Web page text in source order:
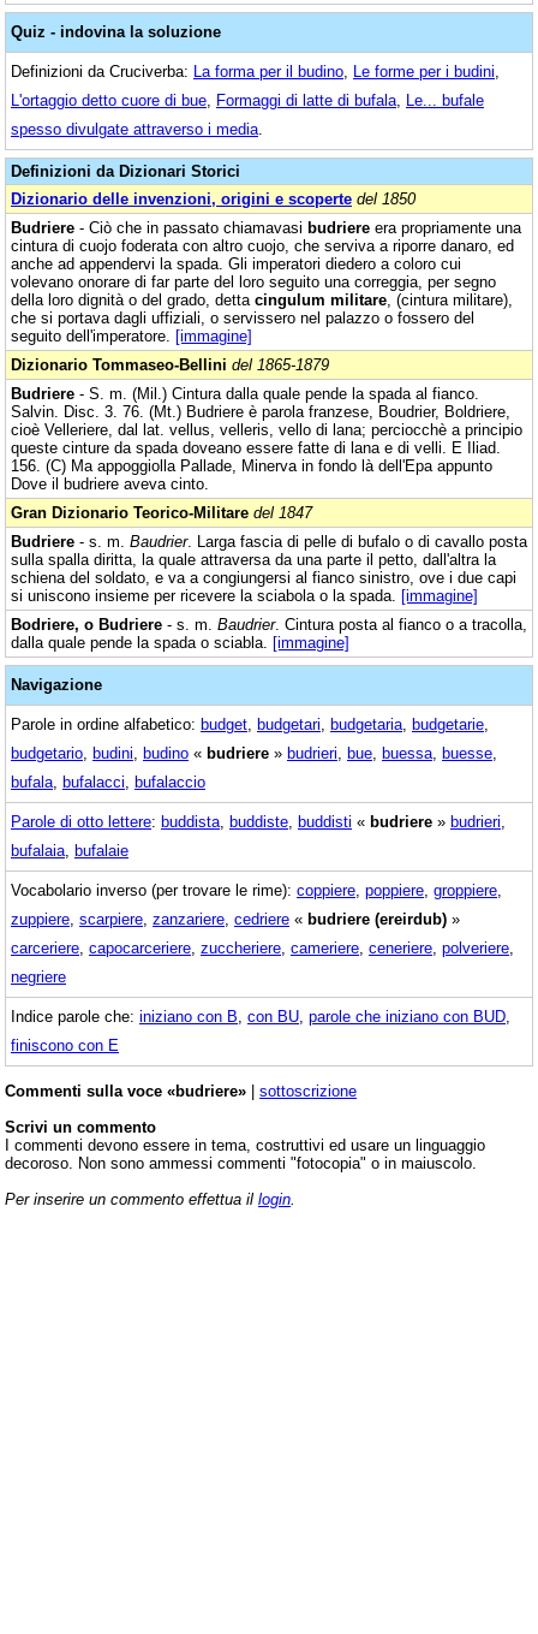
Quiz - indovina la soluzione
Definizioni da Cruciverba: La forma per il budino Le forme per i budini
L'ortaggio detto cuore di bue Formaggi di latte di bufala Le... bufale
spesso divulgate attraverso i media
Definizioni da Dizionari Storici
Dizionario delle invenzioni, origini e scoperte del 1850
Budriere - Ciò che in passato chiamavasi budriere era propriamente una
cintura di cuojo foderata con altro cuojo, che serviva a riporre danaro, ed
anche ad appendervi la spada. Gli imperatori diedero a coloro cui
volevano onorare di far parte del loro seguito una correggia, per segno
della loro dignità o del grado, detta cingulum militare , (cintura militare),
che si portava dagli uffiziali, o servissero nel palazzo o fossero del
seguito dell'imperatore. [immagine]
Dizionario Tommaseo-Bellini del 1865-1879
Budriere - S. m. (Mil.) Cintura dalla quale pende la spada al fianco.
Salvin. Disc. 3. 76. (Mt.) Budriere è parola franzese, Boudrier, Boldriere,
cioè Velleriere, dal lat. vellus, velleris, vello di lana; perciocchè a principio
queste cinture da spada doveano essere fatte di lana e di velli. E Iliad.
156. (C) Ma appoggiolla Pallade, Minerva in fondo là dell'Epa appunto
Dove il budriere aveva cinto.
Gran Dizionario Teorico-Militare del 1847
Budriere - s. m. Baudrier. Larga fascia di pelle di bufalo o di cavallo posta
sulla spalla diritta, la quale attraversa da una parte il petto, dall'altra la
schiena del soldato, e va a congiungersi al fianco sinistro, ove i due capi
si uniscono insieme per ricevere la sciabola o la spada. [immagine]
Bodriere, o Budriere - s. m. Baudrier. Cintura posta al fianco o a tracolla,
dalla quale pende la spada o sciabla. [immagine]
Navigazione
Parole in ordine alfabetico: budget budgetari budgetaria budgetarie
budgetario budini budino « budriere » budrieri bue buessa buesse
bufala bufalacci bufalaccio
Parole di otto lettere: buddista buddiste buddisti « budriere » budrieri
bufalaia bufalaie
Vocabolario inverso (per trovare le rime): coppiere poppiere groppiere
zuppiere scarpiere zanzariere cedriere « budriere (ereirdub) »
carceriere capocarceriere zuccheriere cameriere ceneriere polveriere
negriere
Indice parole che: iniziano con B con BU parole che iniziano con BUD
finiscono con E
Commenti sulla voce «budriere» | sottoscrizione
Scrivi un commento
I commenti devono essere in tema, costruttivi ed usare un linguaggio
decoroso. Non sono ammessi commenti "fotocopia" o in maiuscolo.
Per inserire un commento effettua il login